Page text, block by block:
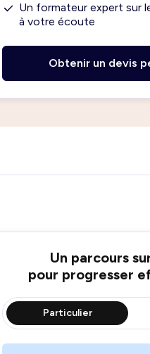
Un formateur expert sur
à votre écoute
Obtenir un devis
Un parcours
pour progresser
Particulier